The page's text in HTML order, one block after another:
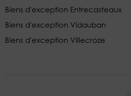
Biens d'exception Entrecasteaux
Biens d'exception Vidauban
Biens d'exception Villecroze